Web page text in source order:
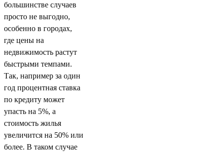
большинстве случаев
просто не выгодно,
особенно в городах,
где цены на
недвижимость растут
быстрыми темпами.
Так, например за один
год процентная ставка
по кредиту может
упасть на 5%, а
стоимость жилья
увеличится на 50% или
более. В таком случае